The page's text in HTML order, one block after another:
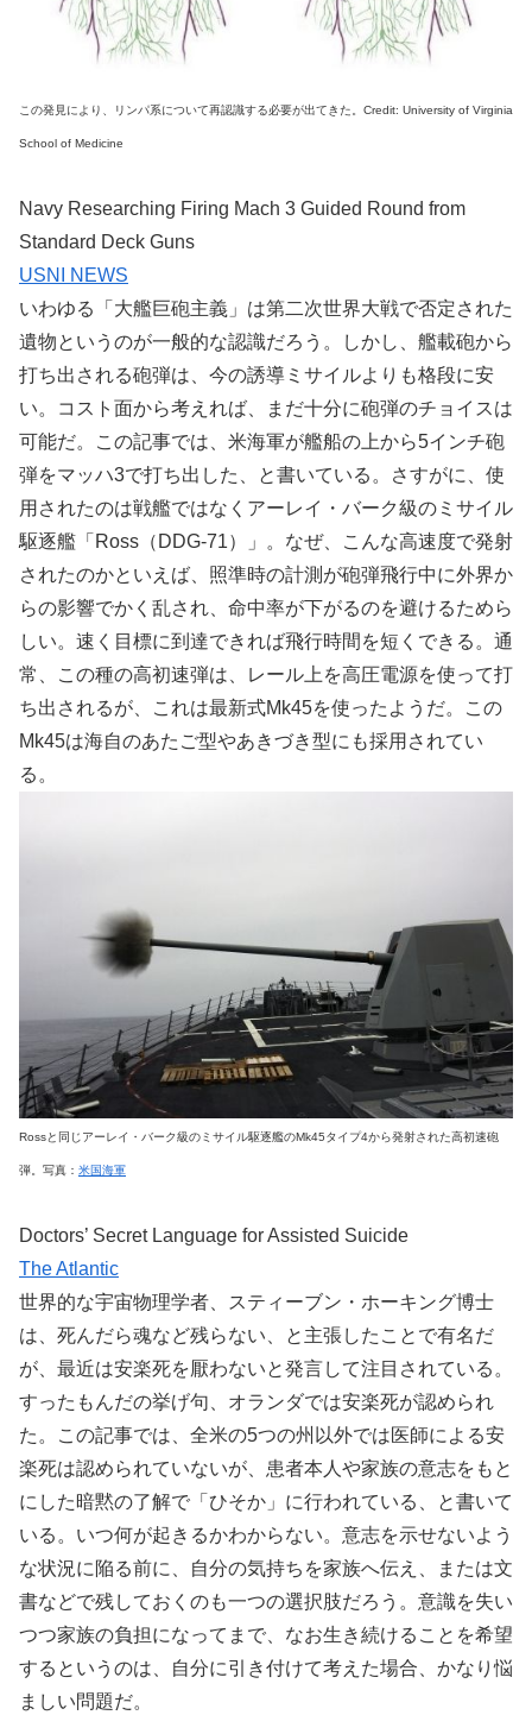
この発見により、リンパ系について再認識する必要が出てきた。Credit: University of Virginia
School of Medicine
Navy Researching Firing Mach 3 Guided Round from
Standard Deck Guns
USNI NEWS
いわゆる「大艦巨砲主義」は第二次世界大戦で否定された
遺物というのが一般的な認識だろう。しかし、艦載砲から
打ち出される砲弾は、今の誘導ミサイルよりも格段に安
い。コスト面から考えれば、まだ十分に砲弾のチョイスは
可能だ。この記事では、米海軍が艦船の上から5インチ砲
弾をマッハ3で打ち出した、と書いている。さすがに、使
用されたのは戦艦ではなくアーレイ・バーク級のミサイル
駆逐艦「Ross（DDG-71）」。なぜ、こんな高速度で発射
されたのかといえば、照準時の計測が砲弾飛行中に外界か
らの影響でかく乱され、命中率が下がるのを避けるためら
しい。速く目標に到達できれば飛行時間を短くできる。通
常、この種の高初速弾は、レール上を高圧電源を使って打
ち出されるが、これは最新式Mk45を使ったようだ。この
Mk45は海自のあたご型やあきづき型にも採用されてい
る。
Rossと同じアーレイ・バーク級のミサイル駆逐艦のMk45タイプ4から発射された高初速砲
弾。写真： 米国海軍
Doctors’ Secret Language for Assisted Suicide
The Atlantic
世界的な宇宙物理学者、スティーブン・ホーキング博士
は、死んだら魂など残らない、と主張したことで有名だ
が、最近は安楽死を厭わないと発言して注目されている。
すったもんだの挙げ句、オランダでは安楽死が認められ
た。この記事では、全米の5つの州以外では医師による安
楽死は認められていないが、患者本人や家族の意志をもと
にした暗黙の了解で「ひそか」に行われている、と書いて
いる。いつ何が起きるかわからない。意志を示せないよう
な状況に陥る前に、自分の気持ちを家族へ伝え、または文
書などで残しておくのも一つの選択肢だろう。意識を失い
つつ家族の負担になってまで、なお生き続けることを希望
するというのは、自分に引き付けて考えた場合、かなり悩
ましい問題だ。